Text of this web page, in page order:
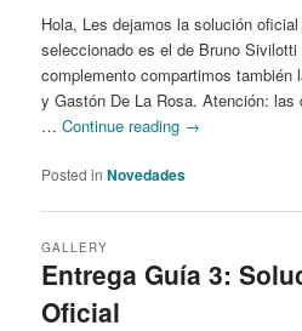
Hola, Les dejamos la solución
seleccionado es el de Bruno
complemento compartimos también
y Gastón De La Rosa. Atención: las
…Continue reading →
Posted in Novedades
Entrega Guía 3:
Oficial
GALLERY